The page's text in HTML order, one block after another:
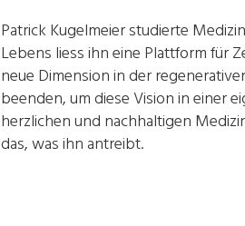
Patrick Kugelmeier studierte
Lebens liess ihn eine Plattform für
neue Dimension in der
beenden, um diese Vision in einer
herzlichen und nachhaltigen
das, was ihn antreibt.